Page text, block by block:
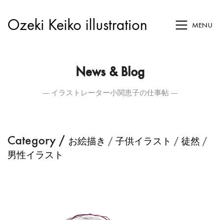
Ozeki Keiko illustration MENU
News & Blog
― イラストレーター小関恵子の仕事帖 ―
Category / お絵描き / 子供イラスト / 徒然 /
男性イラスト